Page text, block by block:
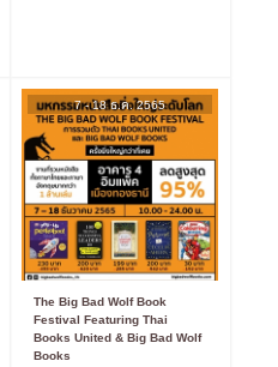
7 - 18 ธ.ค. 2565
The Big Bad Wolf Book
Festival Featuring Thai
Books United & Big Bad Wolf
Books